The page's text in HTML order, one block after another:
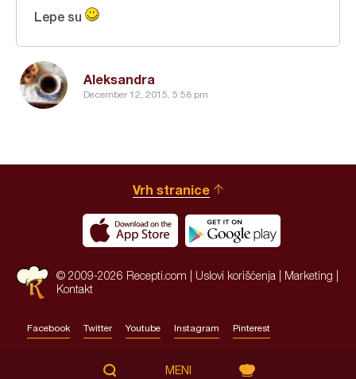
Aleksandra
December 12, 2015, 5:58 pm
Lepe su
Vrh stranice
© 2009-2026 Recepti.com | Uslovi korišćenja Marketing
Kontakt
Facebook Twitter Youtube Instagram Pinterest